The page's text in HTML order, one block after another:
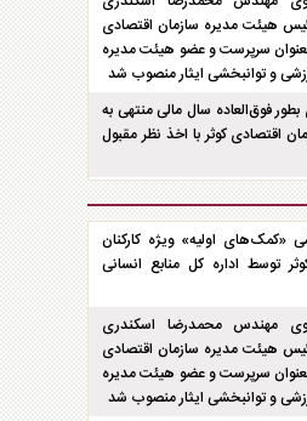
هیئت مدیره سازمان اقتصادی
سرپرست و عضو هیئت مدیره
و توانبخشی ایثار منصوب شد
فوق‌العاده سال مالی منتهی به
۱۴۰۳ سازمان اقتصادی کوثر با اخذ نظر مقبول
«کمک‌های اولیه» ویژه کارکنان
توسط اداره کل منابع انسانی
مهندس محمدرضا اسکندری
هیئت مدیره سازمان اقتصادی
سرپرست و عضو هیئت مدیره
و توانبخشی ایثار منصوب شد